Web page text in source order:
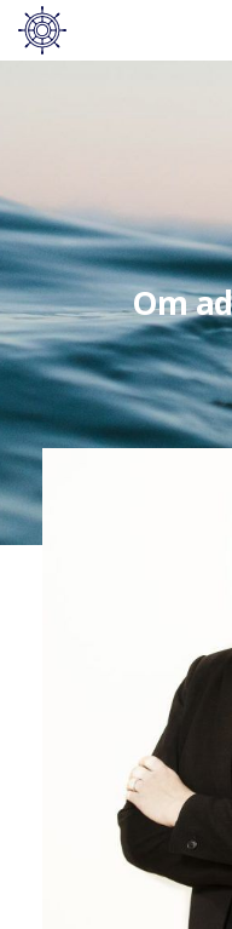
Advokatbyrå
Roder
Om